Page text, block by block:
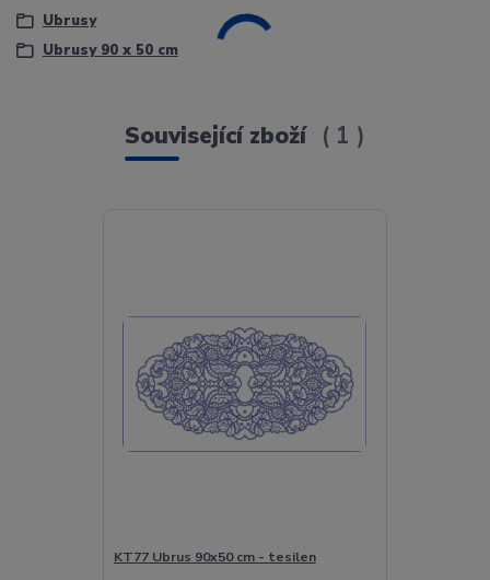
Ubrusy
Ubrusy 90 x 50 cm
Související zboží 1
KT77 Ubrus 90x50 cm - tesilen